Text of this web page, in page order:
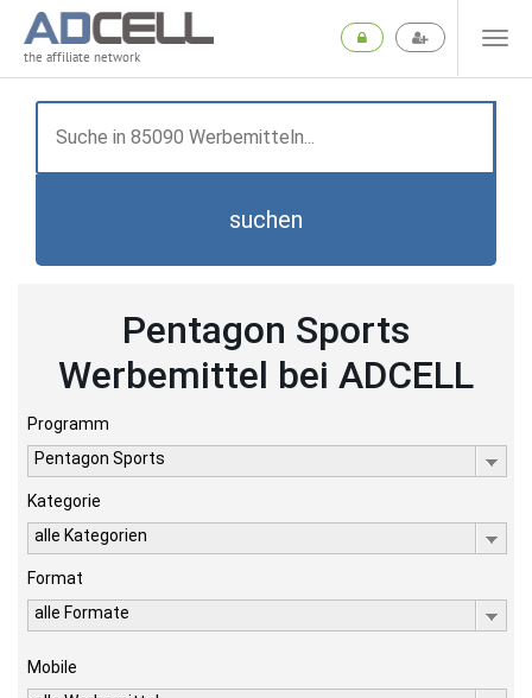
the affiliate network
suchen
Pentagon Sports
Werbemittel bei ADCELL
Programm
Pentagon Sports
Kategorie
alle Kategorien
Format
alle Formate
Mobile